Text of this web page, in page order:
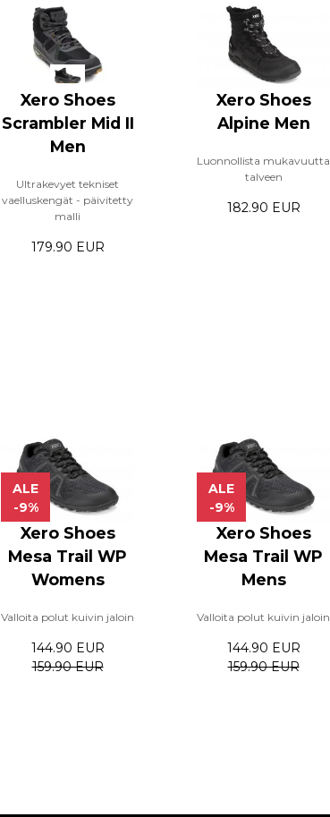
Xero Shoes
Scrambler Mid II
Men
Ultrakevyet tekniset
vaelluskengät - päivitetty
malli
179.90 EUR
Xero Shoes
Alpine Men
Luonnollista mukavuutta
talveen
182.90 EUR
ALE
-9%
Xero Shoes
Mesa Trail WP
Womens
Valloita polut kuivin jaloin
144.90 EUR
159.90 EUR
ALE
-9%
Xero Shoes
Mesa Trail WP
Mens
Valloita polut kuivin jaloin
144.90 EUR
159.90 EUR